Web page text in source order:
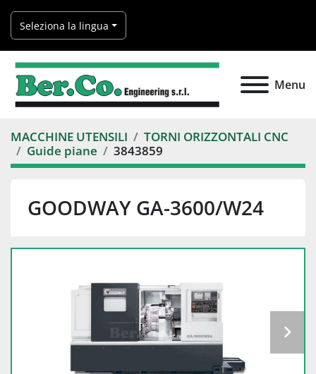
Seleziona la lingua
Menu
MACCHINE UTENSILI
TORNI ORIZZONTALI CNC
Guide piane
3843859
GOODWAY GA-3600/W24